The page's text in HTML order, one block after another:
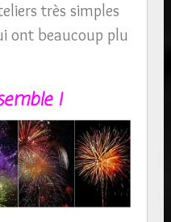
très simples
ont beaucoup plu
!